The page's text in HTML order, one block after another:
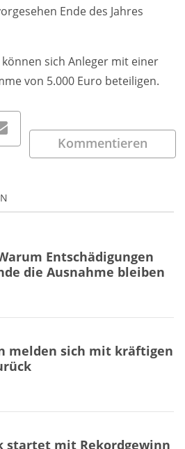
Ende des Jahres
können sich Anleger mit einer
von 5.000 Euro beteiligen.
Kommentieren
Entschädigungen
die Ausnahme bleiben
melden sich mit kräftigen
startet mit Rekordgewinn